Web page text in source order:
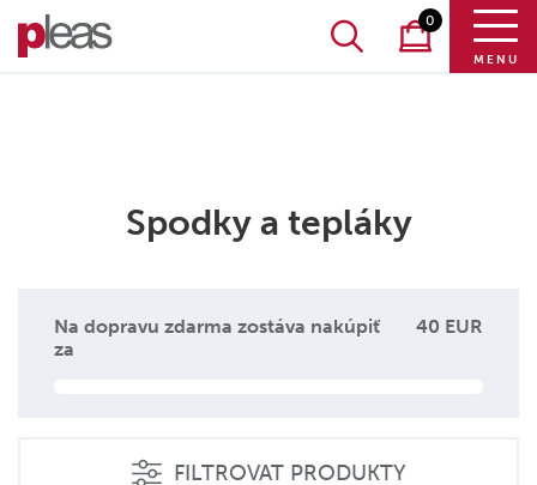
0
MENU
Spodky a tepláky
Na dopravu zdarma zostáva nakúpiť
za
40 EUR
FILTROVAT PRODUKTY